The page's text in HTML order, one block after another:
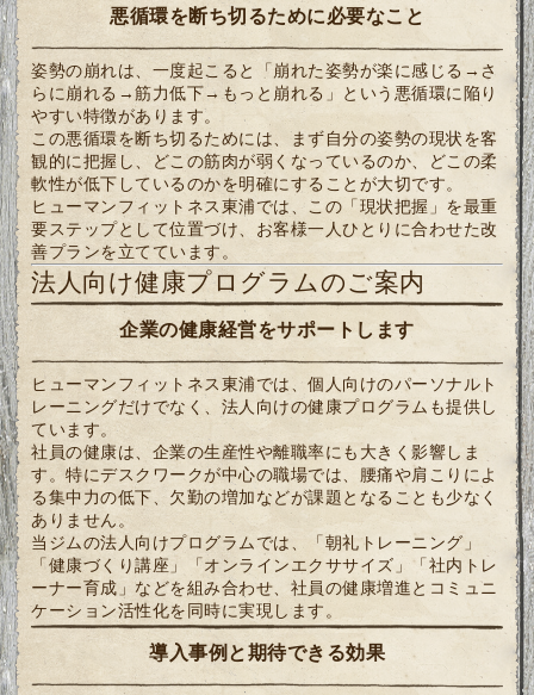
悪循環を断ち切るために必要なこと
姿勢の崩れは、一度起こると「崩れた姿勢が楽に感じる→さ
らに崩れる→筋力低下→もっと崩れる」という悪循環に陥り
やすい特徴があります。
この悪循環を断ち切るためには、まず自分の姿勢の現状を客
観的に把握し、どこの筋肉が弱くなっているのか、どこの柔
軟性が低下しているのかを明確にすることが大切です。
ヒューマンフィットネス東浦では、この「現状把握」を最重
要ステップとして位置づけ、お客様一人ひとりに合わせた改
善プランを立てています。
法人向け健康プログラムのご案内
企業の健康経営をサポートします
ヒューマンフィットネス東浦では、個人向けのパーソナルト
レーニングだけでなく、法人向けの健康プログラムも提供し
ています。
社員の健康は、企業の生産性や離職率にも大きく影響しま
す。特にデスクワークが中心の職場では、腰痛や肩こりによ
る集中力の低下、欠勤の増加などが課題となることも少なく
ありません。
当ジムの法人向けプログラムでは、「朝礼トレーニング」
「健康づくり講座」「オンラインエクササイズ」「社内トレ
ーナー育成」などを組み合わせ、社員の健康増進とコミュニ
ケーション活性化を同時に実現します。
導入事例と期待できる効果